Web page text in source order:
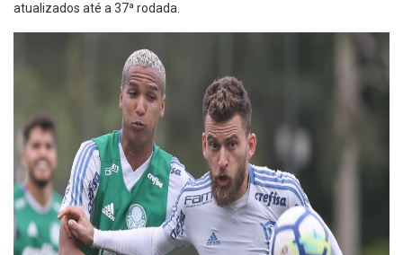
atualizados até a 37ª rodada.